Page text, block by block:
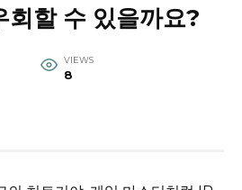
회할 수 있을까요?
VIEWS
8